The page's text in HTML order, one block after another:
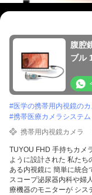
腹腔
ブル
#医学の携帯用内視鏡のカ
#携帯医療カメラシステム
携帯用内視鏡カメラ
TUYOU FHD 手持ちカメ
ように設計された 私たち
ある内視鏡に 簡単に統合
スコープ泌尿器内科や婦
療機器のモニターが シス